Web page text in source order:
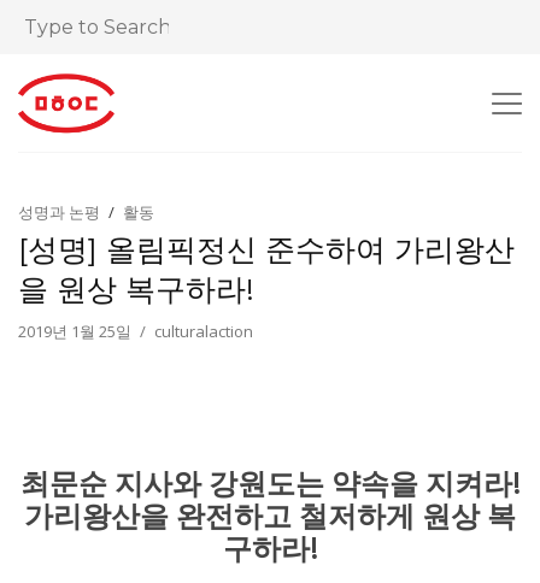
성명과 논평 활동
[성명] 올림픽정신 준수하여 가리왕산
을 원상 복구하라!
2019년 1월 25일 culturalaction
최문순 지사와 강원도는 약속을 지켜라!
가리왕산을 완전하고 철저하게 원상 복
구하라!